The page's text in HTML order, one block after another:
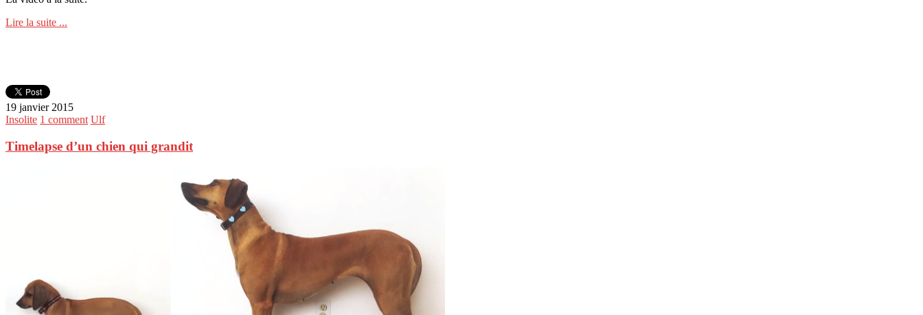
Lire la suite ...
19 janvier 2015
Insolite 1 comment Ulf
Timelapse d’un chien qui grandit